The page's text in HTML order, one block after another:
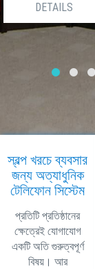
DETAILS
স্বল্প খরচে ব্যবসার
জন্য অত্যাধুনিক
টেলিফোন সিস্টেম
প্রতিটি প্রতিষ্ঠানের
ক্ষেত্রেই যোগাযোগ
একটি অতি গুরুত্বপূর্ণ
বিষয়। আর